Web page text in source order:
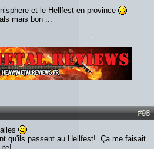
et le Hellfest en province
mais bon ...
#98
qu'ils passent au Hellfest! Ça me faisait